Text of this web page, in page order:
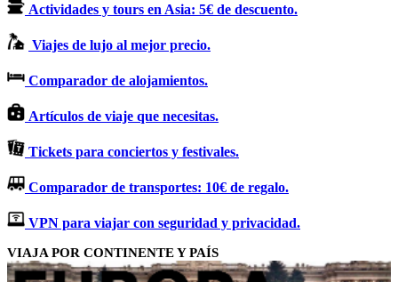
Actividades y tours en Asia: 5€ de descuento.
Viajes de lujo al mejor precio.
Comparador de alojamientos.
Artículos de viaje que necesitas.
Tickets para conciertos y festivales.
Comparador de transportes: 10€ de regalo.
VPN para viajar con seguridad y privacidad.
VIAJA POR CONTINENTE Y PAÍS